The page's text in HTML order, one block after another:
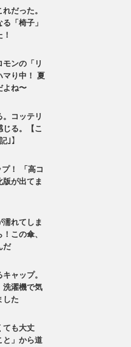
だった。
「椅子」
ンの「リ
マり中！ 夏
よね〜
コッテリ
じる。【こ
｣】
！ 「高コ
版が出てま
濡れてしま
この傘、
だ
ャップ。
洗濯機で気
した
ても大丈
と」から道